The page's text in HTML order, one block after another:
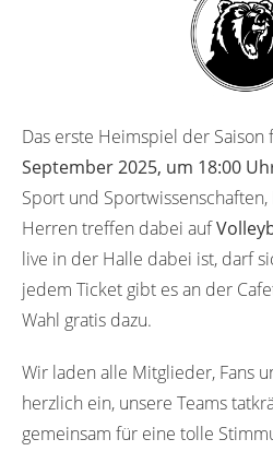
Das erste Heimspiel der Saison
September 2025, um 18:00
Sport und
Herren treffen dabei auf
live in der Halle dabei ist, darf
jedem Ticket gibt es an der
Wahl gratis dazu.
Wir laden alle Mitglieder, Fans
herzlich ein, unsere Teams
gemeinsam für eine tolle